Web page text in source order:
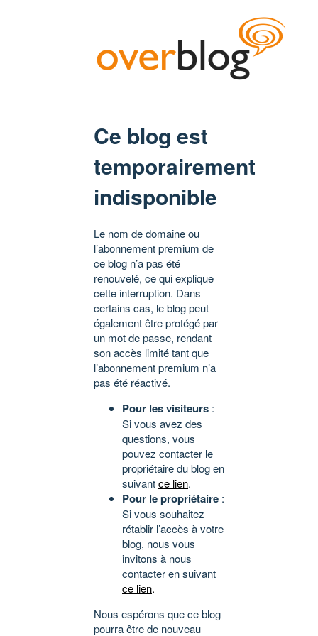
Ce blog est
temporairement
indisponible
Le nom de domaine ou
l’abonnement premium de
ce blog n’a pas été
renouvelé, ce qui explique
cette interruption. Dans
certains cas, le blog peut
également être protégé par
un mot de passe, rendant
son accès limité tant que
l’abonnement premium n’a
pas été réactivé.
Pour les visiteurs :
Si vous avez des
questions, vous
pouvez contacter le
propriétaire du blog en
suivantce lien.
Pour le propriétaire :
Si vous souhaitez
rétablir l’accès à votre
blog, nous vous
invitons à nous
contacter en suivant
ce lien.
Nous espérons que ce blog
pourra être de nouveau